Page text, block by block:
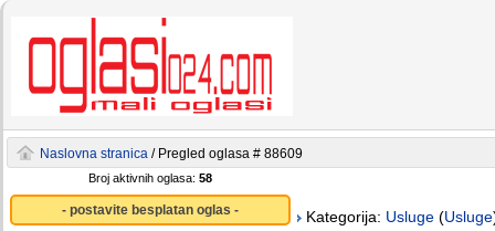
Naslovna stranica / Pregled oglasa # 88609
Broj aktivnih oglasa: 58
- postavite besplatan oglas - Kategorija: Usluge (Usluge